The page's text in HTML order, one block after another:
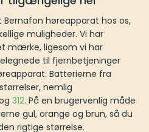
høreapparat hos os, kan du
Vi har batterier fra
vi har knapcellebatterier, der er
andet tilbehør til dit
fås i 3 forskellige størrelser,
,13og312. På en brugervenlig
gul, orange og brun, så du
størrelse.
levetid og kræver